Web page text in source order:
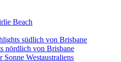
Beach
südlich von Brisbane
nördlich von Brisbane
Westaustraliens